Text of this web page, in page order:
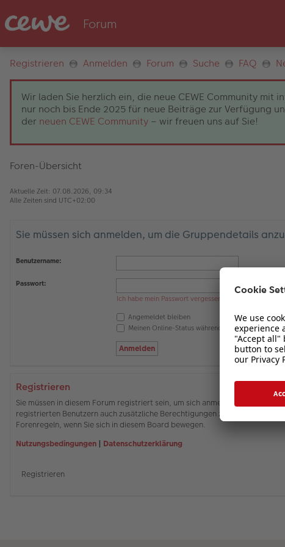
Registrieren Anmelden Forum Suche FAQ
Wir laden Sie herzlich ein, die neue CEWE Community
nur noch bis Ende 2025 für neue Beiträge zur Verfügung
der neuen CEWE Community – wir freuen uns auf Sie!
Foren-Übersicht
Aktuelle Zeit: 07.08.2026, 09:34
Alle Zeiten sind UTC+02:00
Sie müssen sich anmelden, um die Gruppendetails
Benutzername:
Passwort:
Ich habe mein Passwort vergessen
Angemeldet bleiben
Meinen Online-Status während dieser Sitzung
Registrieren
Sie müssen in diesem Forum registriert sein, um sich anmelden zu
registrierten Benutzern auch zusätzliche Berechtigungen zuweisen.
Forenregeln, wenn Sie sich in diesem Board bewegen.
Nutzungsbedingungen | Datenschutzerklärung
Registrieren